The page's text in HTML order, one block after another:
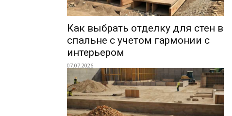
Как выбрать отделку для стен в
спальне с учетом гармонии с
интерьером
07.07.2026